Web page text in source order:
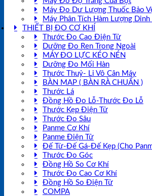
Máy Đo Dư Lượng Thuốc Bảo
Máy Phân Tích Hàm Lượng
THIẾT BỊ ĐO CƠ KHÍ
Thước Đo Cao Điện Tử
Dưỡng Đo Ren Trong Ngoài
MÁY ĐO LỰC KÉO NÉN
Dưỡng Đo Mối Hàn
Thước Thuỷ- Li Vô Cân Máy
BÀN MAP ( BÀN RÀ CHUẨN )
Thước Lá
Đồng Hồ Đo Lỗ-Thước Đo Lỗ
Thước Kẹp Điện Tử
Thước Đo Sâu
Panme Cơ Khí
Panme Điện Tử
Đế Từ-Đế Gá-Đế Kẹp (Cho
Thước Đo Góc
Đồng Hồ So Cơ Khí
Thước Đo Cao Cơ Khí
Đồng Hồ So Điện Tử
COMPA